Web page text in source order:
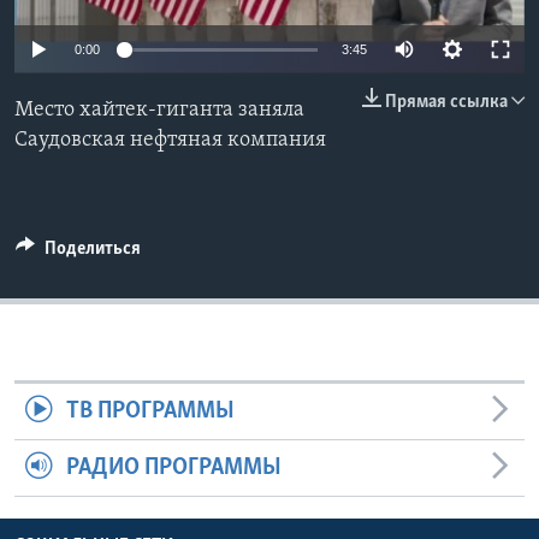
Learning English
СОЦИАЛЬНЫЕ СЕТИ
0:00 3:45
Прямая ссылка
Место хайтек-гиганта заняла
Саудовская нефтяная компания
Поделиться
ТВ ПРОГРАММЫ
РАДИО ПРОГРАММЫ